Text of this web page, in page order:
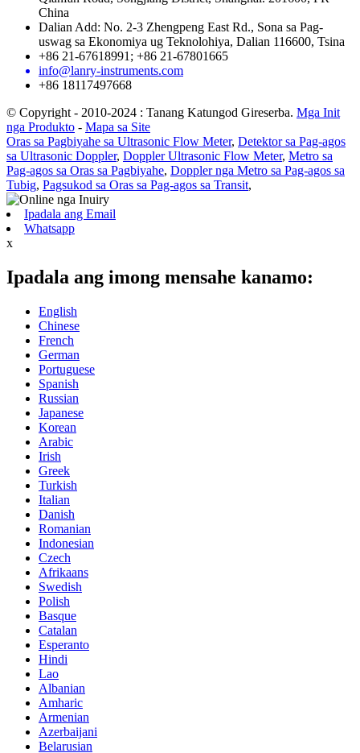
China
Dalian Add: No. 2-3 Zhengpeng East Rd., Sona sa Pag-
uswag sa Ekonomiya ug Teknolohiya, Dalian 116600, Tsina
+86 21-67618991; +86 21-67801665
info@lanry-instruments.com
+86 18117497668
© Copyright - 2010-2024 : Tanang Katungod Gireserba. Mga Init
nga Produkto - Mapa sa Site
Oras sa Pagbiyahe sa Ultrasonic Flow Meter, Detektor sa Pag-agos
sa Ultrasonic Doppler, Doppler Ultrasonic Flow Meter, Metro sa
Pag-agos sa Oras sa Pagbiyahe, Doppler nga Metro sa Pag-agos sa
Tubig, Pagsukod sa Oras sa Pag-agos sa Transit,
Ipadala ang Email
Whatsapp
x
Ipadala ang imong mensahe kanamo:
English
Chinese
French
German
Portuguese
Spanish
Russian
Japanese
Korean
Arabic
Irish
Greek
Turkish
Italian
Danish
Romanian
Indonesian
Czech
Afrikaans
Swedish
Polish
Basque
Catalan
Esperanto
Hindi
Lao
Albanian
Amharic
Armenian
Azerbaijani
Belarusian